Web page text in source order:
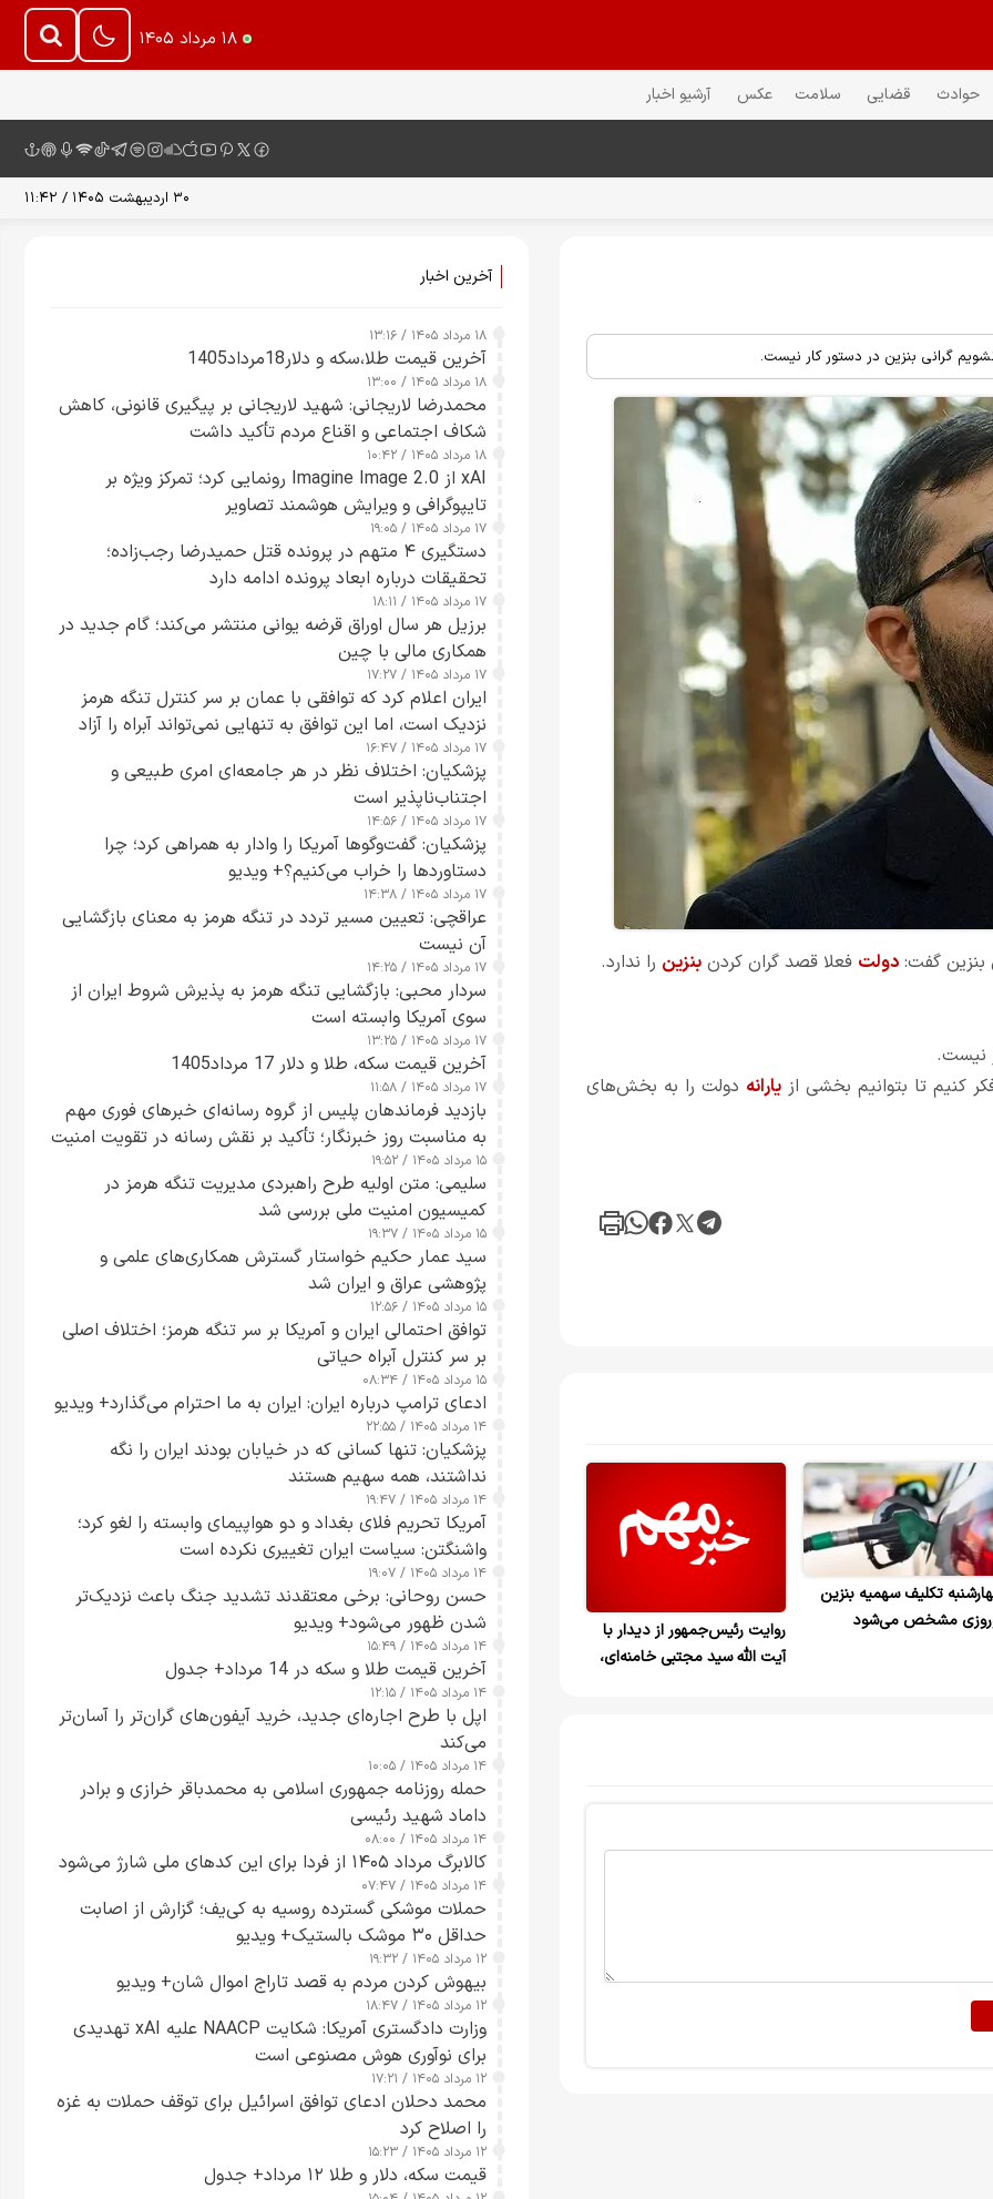
۱۸ مرداد ۱۴۰۵
حوادث قضایی سلامت عکس آرشیو اخبار
۳۰ اردیبهشت ۱۴۰۵ / ۱۱:۴۲
گرانی بنزین در دستور کار نیست.
بنزین گفت: دولت فعلا قصد گران کردن بنزین را ندارد.
نیست.
کنیم تا بتوانیم بخشی از یارانه دولت را به بخش‌های
تکلیف سهمیه بنزین
مشخص می‌شود
روایت رئیس‌جمهور از دیدار با
آیت الله سید مجتبی خامنه‌ای،
آخرین اخبار
۱۸ مرداد ۱۴۰۵ / ۱۳:۱۶
آخرین قیمت طلا،سکه و دلار18مرداد1405
۱۸ مرداد ۱۴۰۵ / ۱۳:۰۰
محمدرضا لاریجانی: شهید لاریجانی بر پیگیری قانونی، کاهش
شکاف اجتماعی و اقناع مردم تأکید داشت
۱۸ مرداد ۱۴۰۵ / ۱۰:۴۲
xAI از Imagine Image 2.0 رونمایی کرد؛ تمرکز ویژه بر
تایپوگرافی و ویرایش هوشمند تصاویر
۱۷ مرداد ۱۴۰۵ / ۱۹:۰۵
دستگیری ۴ متهم در پرونده قتل حمیدرضا رجب‌زاده؛
تحقیقات درباره ابعاد پرونده ادامه دارد
۱۷ مرداد ۱۴۰۵ / ۱۸:۱۱
برزیل هر سال اوراق قرضه یوانی منتشر می‌کند؛ گام جدید در
همکاری مالی با چین
۱۷ مرداد ۱۴۰۵ / ۱۷:۲۷
ایران اعلام کرد که توافقی با عمان بر سر کنترل تنگه هرمز
نزدیک است، اما این توافق به تنهایی نمی‌تواند آبراه را آزاد
کند
۱۷ مرداد ۱۴۰۵ / ۱۶:۴۷
پزشکیان: اختلاف نظر در هر جامعه‌ای امری طبیعی و
اجتناب‌ناپذیر است
۱۷ مرداد ۱۴۰۵ / ۱۴:۵۶
پزشکیان: گفت‌وگوها آمریکا را وادار به همراهی کرد؛ چرا
دستاوردها را خراب می‌کنیم؟+ ویدیو
۱۷ مرداد ۱۴۰۵ / ۱۴:۳۸
عراقچی: تعیین مسیر تردد در تنگه هرمز به معنای بازگشایی
آن نیست
۱۷ مرداد ۱۴۰۵ / ۱۴:۲۵
سردار محبی: بازگشایی تنگه هرمز به پذیرش شروط ایران از
سوی آمریکا وابسته است
۱۷ مرداد ۱۴۰۵ / ۱۳:۲۵
آخرین قیمت سکه، طلا و دلار 17 مرداد1405
۱۷ مرداد ۱۴۰۵ / ۱۱:۵۸
بازدید فرماندهان پلیس از گروه رسانه‌ای خبرهای فوری مهم
به مناسبت روز خبرنگار؛ تأکید بر نقش رسانه در تقویت امنیت
و اعتماد عمومی
۱۵ مرداد ۱۴۰۵ / ۱۹:۵۲
سلیمی: متن اولیه طرح راهبردی مدیریت تنگه هرمز در
کمیسیون امنیت ملی بررسی شد
۱۵ مرداد ۱۴۰۵ / ۱۹:۳۷
سید عمار حکیم خواستار گسترش همکاری‌های علمی و
پژوهشی عراق و ایران شد
۱۵ مرداد ۱۴۰۵ / ۱۲:۵۶
توافق احتمالی ایران و آمریکا بر سر تنگه هرمز؛ اختلاف اصلی
بر سر کنترل آبراه حیاتی
۱۵ مرداد ۱۴۰۵ / ۰۸:۳۴
ادعای ترامپ درباره ایران: ایران به ما احترام می‌گذارد+ ویدیو
۱۴ مرداد ۱۴۰۵ / ۲۲:۵۵
پزشکیان: تنها کسانی که در خیابان بودند ایران را نگه
نداشتند، همه سهیم هستند
۱۴ مرداد ۱۴۰۵ / ۱۹:۴۷
آمریکا تحریم فلای بغداد و دو هواپیمای وابسته را لغو کرد؛
واشنگتن: سیاست ایران تغییری نکرده است
۱۴ مرداد ۱۴۰۵ / ۱۹:۰۷
حسن روحانی: برخی معتقدند تشدید جنگ باعث نزدیک‌تر
شدن ظهور می‌شود+ ویدیو
۱۴ مرداد ۱۴۰۵ / ۱۵:۴۹
آخرین قیمت طلا و سکه در 14 مرداد+ جدول
۱۴ مرداد ۱۴۰۵ / ۱۲:۱۵
اپل با طرح اجاره‌ای جدید، خرید آیفون‌های گران‌تر را آسان‌تر
می‌کند
۱۴ مرداد ۱۴۰۵ / ۱۰:۰۵
حمله روزنامه جمهوری اسلامی به محمدباقر خرازی و برادر
داماد شهید رئیسی
۱۴ مرداد ۱۴۰۵ / ۰۸:۰۰
کالابرگ مرداد ۱۴۰۵ از فردا برای این کدهای ملی شارژ می‌شود
۱۴ مرداد ۱۴۰۵ / ۰۷:۴۷
حملات موشکی گسترده روسیه به کی‌یف؛ گزارش از اصابت
حداقل ۳۰ موشک بالستیک+ ویدیو
۱۲ مرداد ۱۴۰۵ / ۱۹:۳۲
بیهوش کردن مردم به قصد تاراج اموال شان+ ویدیو
۱۲ مرداد ۱۴۰۵ / ۱۸:۴۷
وزارت دادگستری آمریکا: شکایت NAACP علیه xAI تهدیدی
برای نوآوری هوش مصنوعی است
۱۲ مرداد ۱۴۰۵ / ۱۷:۲۱
محمد دحلان ادعای توافق اسرائیل برای توقف حملات به غزه
را اصلاح کرد
۱۲ مرداد ۱۴۰۵ / ۱۵:۲۳
قیمت سکه، دلار و طلا ۱۲ مرداد+ جدول